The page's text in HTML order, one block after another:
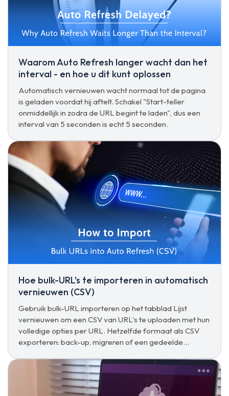
Waarom Auto Refresh langer wacht dan het
interval - en hoe u dit kunt oplossen
Automatisch vernieuwen wacht normaal tot de pagina
is geladen voordat hij aftelt. Schakel "Start-teller
onmiddellijk in zodra de URL begint te laden", dus een
interval van 5 seconden is echt 5 seconden.
Hoe bulk-URL's te importeren in automatisch
vernieuwen (CSV)
Gebruik bulk-URL importeren op het tabblad Lijst
vernieuwen om een CSV van URL's te uploaden met hun
volledige opties per URL. Hetzelfde formaat als CSV
exporteren: back-up, migreren of een gedeelde